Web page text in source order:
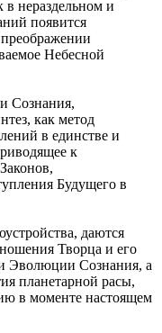
нераздельном и
появится
Небесной
Сознания,
как метод
в единстве и
к
Будущего в
даются
Творца и его
Эволюции Сознания, а
планетарной расы,
в моменте настоящем